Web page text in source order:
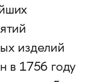
изделий
в 1756 году